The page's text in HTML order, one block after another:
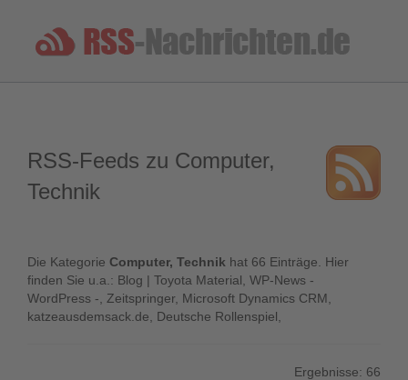
RSS-Feeds zu Computer,
Technik
Die Kategorie Computer, Technik hat 66 Einträge. Hier
finden Sie u.a.: Blog | Toyota Material, WP-News -
WordPress -, Zeitspringer, Microsoft Dynamics CRM,
katzeausdemsack.de, Deutsche Rollenspiel,
Ergebnisse: 66